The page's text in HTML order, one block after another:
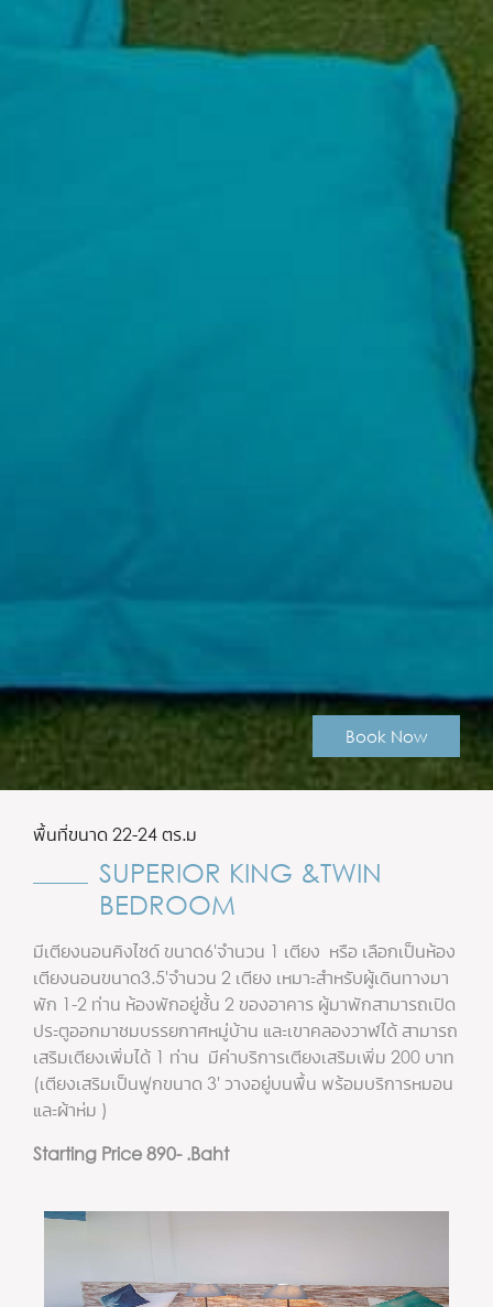
Book Now
พื้นที่ขนาด 22-24 ตร.ม
SUPERIOR KING &TWIN
BEDROOM
มีเตียงนอนคิงไซด์ ขนาด6'จำนวน 1 เตียง หรือ เลือกเป็นห้อง
เตียงนอนขนาด3.5'จำนวน 2 เตียง เหมาะสำหรับผู้เดินทางมา
พัก 1-2 ท่าน ห้องพักอยู่ชั้น 2 ของอาคาร ผู้มาพักสามารถเปิด
ประตูออกมาชมบรรยกาศหมู่บ้าน และเขาคลองวาฬได้ สามารถ
เสริมเตียงเพิ่มได้ 1 ท่าน มีค่าบริการเตียงเสริมเพิ่ม 200 บาท
(เตียงเสริมเป็นฟูกขนาด 3' วางอยู่บนพื้น พร้อมบริการหมอน
และผ้าห่ม )
Starting Price 890- .Baht